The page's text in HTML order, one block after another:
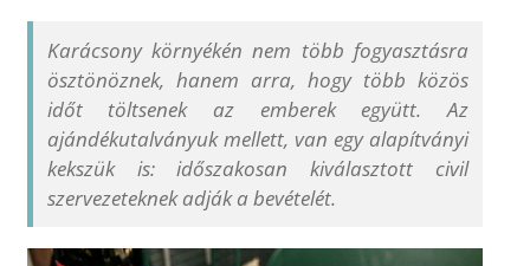
Karácsony környékén nem több fogyasztásra
ösztönöznek, hanem arra, hogy több közös
időt töltsenek az emberek együtt. Az
ajándékutalványuk mellett, van egy alapítványi
kekszük is: időszakosan kiválasztott civil
szervezeteknek adják a bevételét.